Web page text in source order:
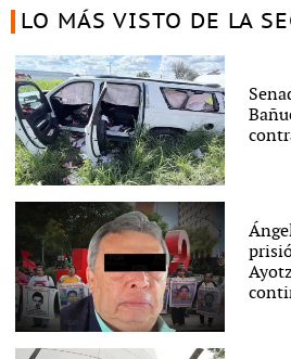
LO MÁS VISTO DE LA